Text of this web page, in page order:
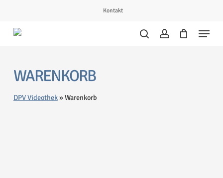
main
Kontakt
Menu
WARENKORB
DPV Videothek»Warenkorb